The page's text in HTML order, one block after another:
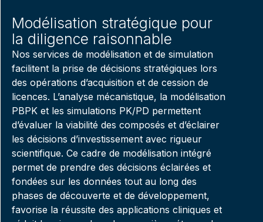
Modélisation stratégique pour
la diligence raisonnable
Nos services de modélisation et de simulation
facilitent la prise de décisions stratégiques lors
des opérations d’acquisition et de cession de
licences. L’analyse mécanistique, la modélisation
PBPK et les simulations PK/PD permettent
d’évaluer la viabilité des composés et d’éclairer
les décisions d’investissement avec rigueur
scientifique. Ce cadre de modélisation intégré
permet de prendre des décisions éclairées et
fondées sur les données tout au long des
phases de découverte et de développement,
favorise la réussite des applications cliniques et